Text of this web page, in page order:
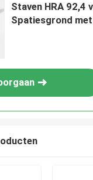
Staven HRA 92,4
Spatiesgrond